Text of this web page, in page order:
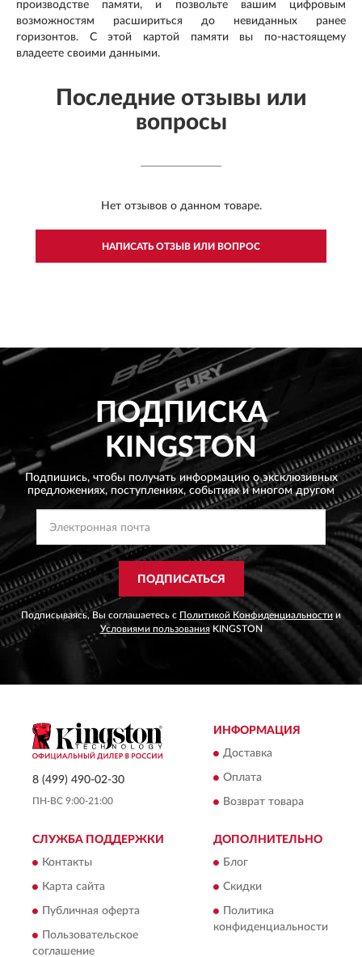
производстве памяти, и позвольте вашим цифровым
возможностям расшириться до невиданных ранее
горизонтов. С этой картой памяти вы по-настоящему
владеете своими данными.
Последние отзывы или
вопросы
Нет отзывов о данном товаре.
НАПИСАТЬ ОТЗЫВ ИЛИ ВОПРОС
ПОДПИСКА
KINGSTON
Подпишись, чтобы получать информацию о эксклюзивных
предложениях, поступлениях, событиях и многом другом
ПОДПИСАТЬСЯ
Подписываясь, Вы соглашаетесь с Политикой Конфиденциальности и
Условиями пользованияKINGSTON
8 (499) 490-02-30
ПН-ВС 9:00-21:00
ИНФОРМАЦИЯ
Доставка
Оплата
Возврат товара
СЛУЖБА ПОДДЕРЖКИ
Контакты
Карта сайта
Публичная оферта
Пользовательское
соглашение
ДОПОЛНИТЕЛЬНО
Блог
Скидки
Политика
конфиденциальности